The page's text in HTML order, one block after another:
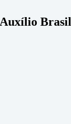
Auxílio Brasil